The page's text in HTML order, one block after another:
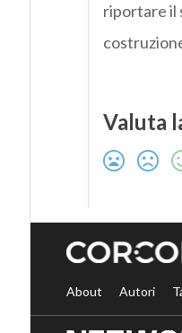
riportare il
Valuta
About Autori